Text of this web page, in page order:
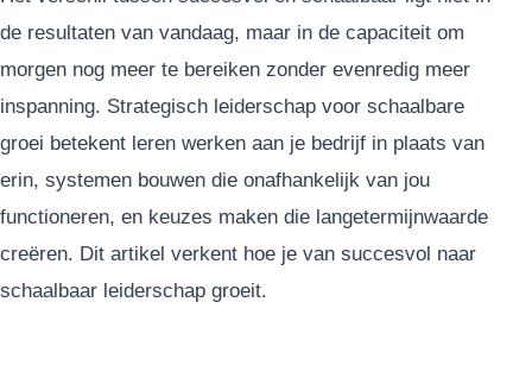
de resultaten van vandaag, maar in de capaciteit om
morgen nog meer te bereiken zonder evenredig meer
inspanning. Strategisch leiderschap voor schaalbare
groei betekent leren werken aan je bedrijf in plaats van
erin, systemen bouwen die onafhankelijk van jou
functioneren, en keuzes maken die langetermijnwaarde
creëren. Dit artikel verkent hoe je van succesvol naar
schaalbaar leiderschap groeit.